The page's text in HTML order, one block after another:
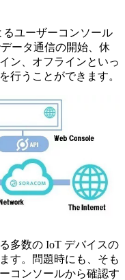
るユーザーコンソール
ータ通信の開始、休
ン、オフラインといっ
行うことができます。
多数の IoT デバイスの
す。問題時にも、そも
コンソールから確認す